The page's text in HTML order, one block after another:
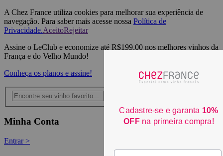
A Chez France utiliza cookies para melhorar sua experiência de
navegação. Para saber mais acesse nossa Política de
Privacidade.AceitoRejeitar
Assine o LeClub e economize até R$199,00 nos melhores vinhos da
França e do Velho Mundo!
Conheça os planos e assine!
Minha Conta
Entrar >
Cadastre-se e garanta 10%
OFFna primeira compra!